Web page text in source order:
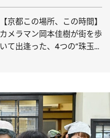
【京都この場所、この時間】
カメラマン岡本佳樹が街を歩
いて出逢った、4つの”珠玉の